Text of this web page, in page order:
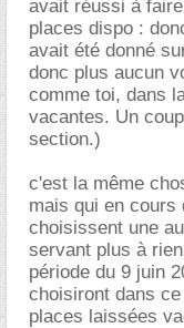
avait réussi à
places dispo :
avait été donné
donc plus aucun
comme toi, dans
vacantes. Un
section.)
c'est la même
mais qui en cours
choisissent une
servant plus à
période du 9 juin
choisiront dans
places laissées